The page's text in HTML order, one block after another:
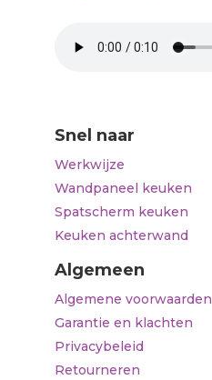
Snel naar
Werkwijze
Wandpaneel keuken
Spatscherm keuken
Keuken achterwand
Algemeen
Algemene voorwaarden
Garantie en klachten
Privacybeleid
Retourneren